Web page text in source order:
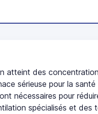
atteint des
sérieuse pour la santé
nécessaires pour
spécialisés et des